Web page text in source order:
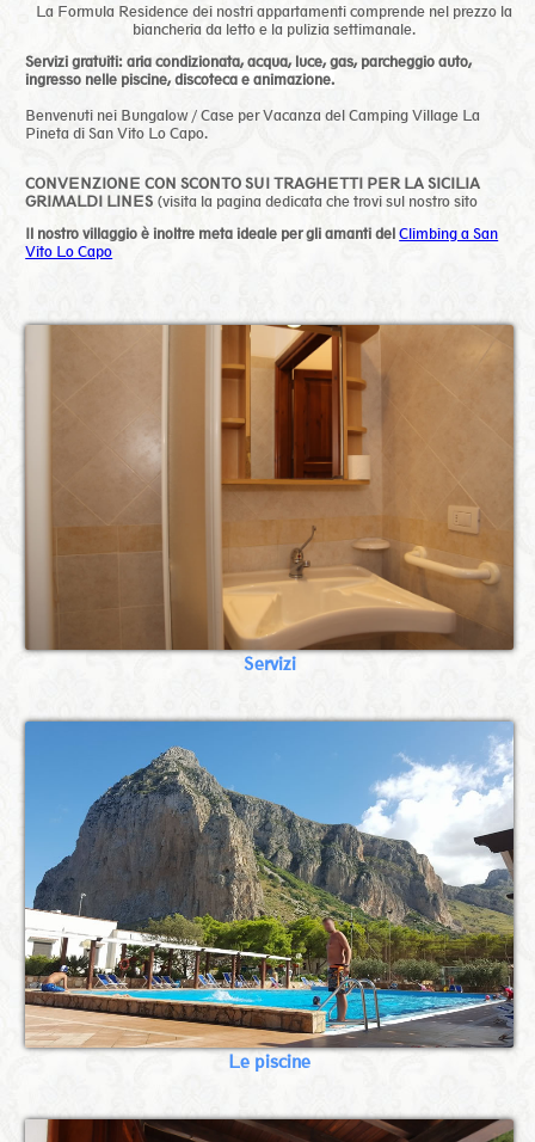
La Formula Residence dei nostri appartamenti comprende nel prezzo la
biancheria da letto e la pulizia settimanale.
Servizi gratuiti: aria condizionata, acqua, luce, gas, parcheggio auto,
ingresso nelle piscine,discoteca e animazione.
Benvenuti nei Bungalow / Case per Vacanza del Camping Village La
Pineta di San Vito Lo Capo.
CONVENZIONE CON SCONTO SUI TRAGHETTI PER LA SICILIA
GRIMALDI LINES (visita la pagina dedicata che trovi sul nostro sito
Il nostro villaggio è inoltre meta ideale per gli amanti delClimbing a San
Vito Lo Capo
Servizi
Le piscine